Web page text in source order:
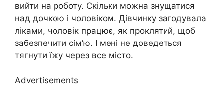
вийти на роботу. Скільки можна знущатися
над дочкою і чоловіком. Дівчинку загодувала
ліками, чоловік працює, як проклятий, щоб
забезпечити сім’ю. І мені не доведеться
тягнути їжу через все місто.
Advertisements